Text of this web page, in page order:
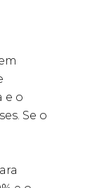
e o
Se o